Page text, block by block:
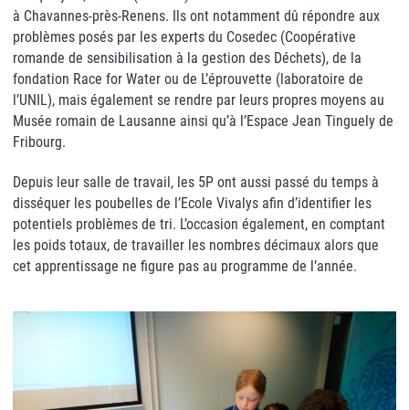
à Chavannes-près-Renens. Ils ont notamment dû répondre aux
problèmes posés par les experts du Cosedec (Coopérative
romande de sensibilisation à la gestion des Déchets), de la
fondation Race for Water ou de L’éprouvette (laboratoire de
l’UNIL), mais également se rendre par leurs propres moyens au
Musée romain de Lausanne ainsi qu’à l’Espace Jean Tinguely de
Fribourg.
Depuis leur salle de travail, les 5P ont aussi passé du temps à
disséquer les poubelles de l’Ecole Vivalys afin d’identifier les
potentiels problèmes de tri. L’occasion également, en comptant
les poids totaux, de travailler les nombres décimaux alors que
cet apprentissage ne figure pas au programme de l’année.